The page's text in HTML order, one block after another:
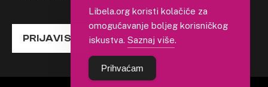
PRIJAVI SE
Libela.org koristi kolačiće za
omogućavanje boljeg korisničkog
iskustva. Saznaj više.
Prihvaćam